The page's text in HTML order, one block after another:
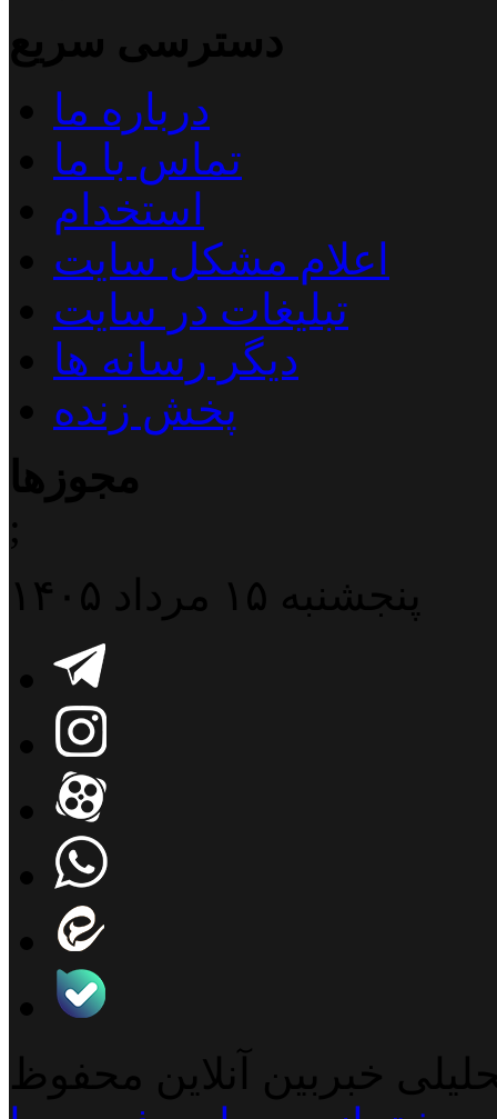
دسترسی سریع
درباره ما
تماس با ما
استخدام
اعلام مشکل سایت
تبلیغات در سایت
دیگر رسانه ها
پخش زنده
مجوزها
;
پنجشنبه ۱۵ مرداد ۱۴۰۵
خبربین آنلاین محفوظ